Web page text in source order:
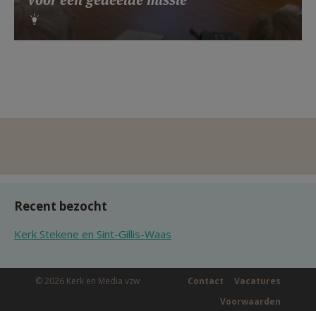
Recent bezocht
Kerk Stekene en Sint-Gillis-Waas
© 2026 Kerk en Media vzw Vacatures
Contact
Voorwaarden